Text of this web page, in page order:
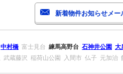
中村橋 富士見台 練馬高野台 石神井公園 大
武蔵藤沢 稲荷山公園 入間市 仏子 元加治